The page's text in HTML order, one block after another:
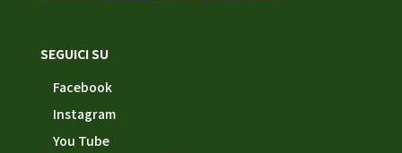
SEGUICI SU
Facebook
Instagram
You Tube